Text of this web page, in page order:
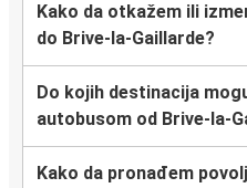
Kako da otkažem ili
do Brive-la-Gaillarde?
Do kojih destinacija
autobusom od Brive-la-
Kako da pronađem